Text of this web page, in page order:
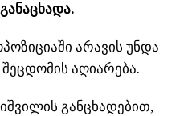
არავის უნდა
აღიარება.
განცხადებით,